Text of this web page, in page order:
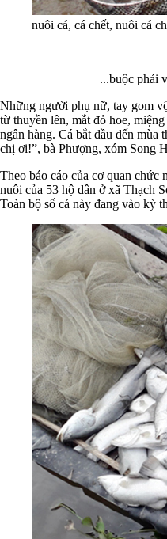
nuôi cá, cá chết, nuôi cá
...buộc phải
Những người phụ nữ, tay gom
từ thuyền lên, mắt đỏ hoe,
ngân hàng. Cá bắt đầu đến mùa
chị ơi!”, bà Phượng, xóm Song
Theo báo cáo của cơ quan chức
nuôi của 53 hộ dân ở xã Thạch
Toàn bộ số cá này đang vào kỳ